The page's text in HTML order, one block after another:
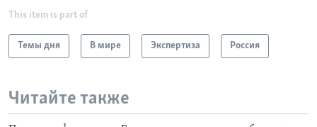
This item is part of
Темы дня В мире Экспертиза Россия
Читайте также